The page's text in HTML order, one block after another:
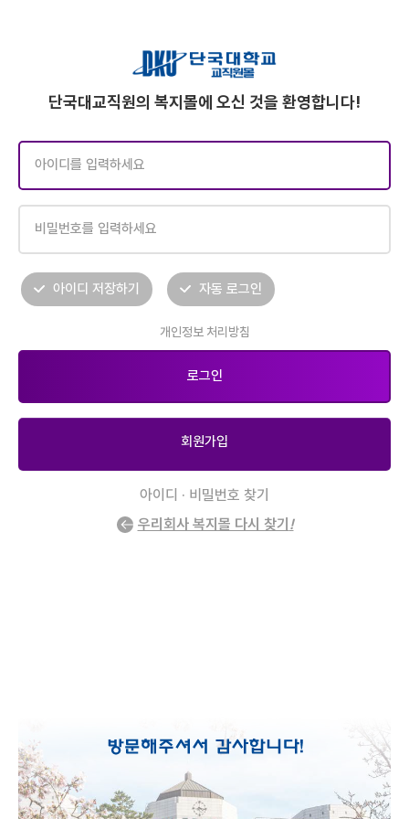
단국대교직원의 복지몰에 오신 것을 환영합니다!
아이디 저장하기 자동 로그인
개인정보 처리방침
회원가입
아이디 · 비밀번호 찾기
우리회사 복지몰 다시 찾기 !